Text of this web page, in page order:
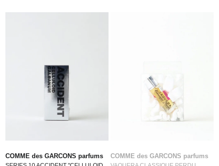
COMME des GARCONS parfums COMME des GARCONS parfums